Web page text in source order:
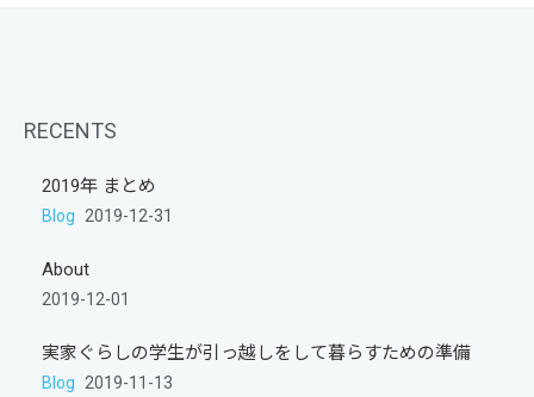
RECENTS
2019年 まとめ
Blog 2019-12-31
About
2019-12-01
実家ぐらしの学生が引っ越しをして暮らすための準備
Blog 2019-11-13